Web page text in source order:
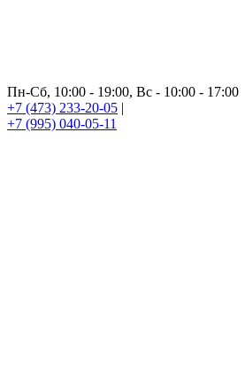
Пн-Сб, 10:00 - 19:00, Вс - 10:00 - 17:00
+7 (473) 233-20-05
+7 (995) 040-05-11